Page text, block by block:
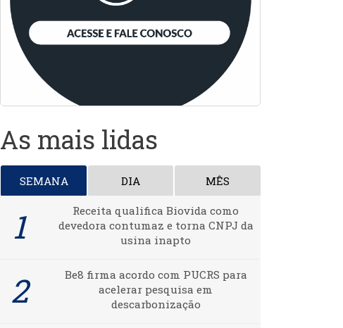
As mais lidas
SEMANA DIA MÊS
Receita qualifica Biovida como
devedora contumaz e torna CNPJ da
usina inapto
Be8 firma acordo com PUCRS para
acelerar pesquisa em
descarbonização